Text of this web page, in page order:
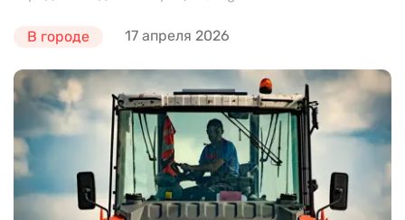
В городе 17 апреля 2026